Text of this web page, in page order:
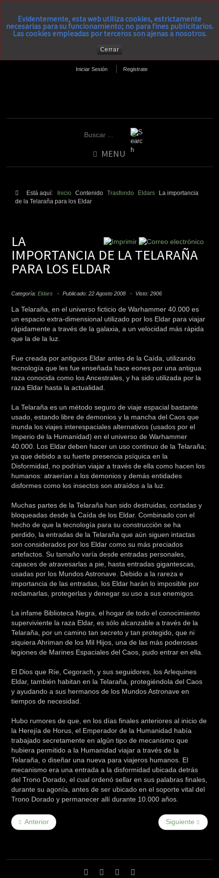
Evidentemente, esta web utiliza cookies, estrictamente
necesarias para su funcionamiento; no para fines publicitarios.
Las cookies empleadas por terceros son ajenas a nosotros.
Cerrar
Iniciar Sesión Registrate
MENU
Está aquí: Inicio Contenido Trasfondo Eldars
La importancia
de la Telaraña para los Eldar
LA
IMPORTANCIA DE LA TELARAÑA
PARA LOS ELDAR
Categoría:Eldars Publicado: 22 Agosto 2008 Visto: 2906
La Telaraña, en el universo ficticio de Warhammer 40.000 es
un espacio extra-dimensional utilizado por los Eldar para viajar
rápidamente a través de la galaxia, a un velocidad más rápida
que la de la luz.
Fue creada por antiguos Eldar antes de la Caída, utilizando
tecnología que les fue enseñada hace eones por una antigua
raza conocida como los Ancestrales, y ha sido utilizada por la
raza Eldar hasta la actualidad.
La Telaraña es un método seguro de viaje espacial bastante
usado, estando libre de demonios y la mancha del Caos que
inunda los viajes interespaciales alternativos (usados por el
Imperio de la Humanidad) en el universo de Warhammer
40.000. Los Eldar deben hacer un uso continuo de la Telaraña;
ya que debido a su fuerte presencia psíquica en la
Disformidad, no podrían viajar a través de ella como hacen los
humanos: atraerían a los demonios y demás entidades
disformes como los insectos son atraídos a la luz.
Muchas partes de la Telaraña han sido destruidas, cortadas y
bloqueadas desde la Caída de los Eldar. Combinado con el
hecho de que la tecnología para su construcción se ha
perdido, la entradas de la Telaraña que aún siguen intactas
son considerados por los Eldar como su más preciados
artefactos. Su tamaño varía desde entradas personales,
capaces de atravesarlas a pie, hasta entradas gigantescas,
usadas por los Mundos Astronave. Debido a la rareza e
importancia de las entradas, los Eldar harán lo imposible por
reclamarlas, protegerlas y denegar su uso a sus enemigos.
La infame Biblioteca Negra, el hogar de todo el conocimiento
superviviente la raza Eldar, es sólo alcanzable a través de la
Telaraña, por un camino tan secreto y tan protegido, que ni
siquiera Ahriman de los Mil Hijos, una de las más poderosas
legiones de Marines Espaciales del Caos, pudo entrar en ella.
El Dios que Ríe, Cegorach, y sus seguidores, los Arlequines
Eldar, también habitan en la Telaraña, protegiéndola del Caos
y ayudando a sus hermanos de los Mundos Astronave en
tiempos de necesidad.
Hubo rumores de que, en los días finales anteriores al inicio de
la Herejía de Horus, el Emperador de la Humanidad había
trabajado secretamente en algún tipo de mecanismo que
hubiera permitido a la Humanidad viajar a través de la
Telaraña, o diseñar una nueva para viajeros humanos. El
mecanismo era una entrada a la disformidad ubicada detrás
del Trono Dorado, el cual ordenó sellar en sus palabras finales,
durante su agonía, antes de ser ubicado en el soporte vital del
Trono Dorado y permanecer allí durante 10.000 años.
Anterior Siguiente